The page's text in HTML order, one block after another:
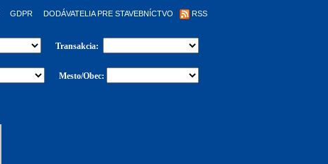
GDPR DODÁVATELIA PRE STAVEBNÍCTVO RSS
Transakcia:
Mesto/Obec: